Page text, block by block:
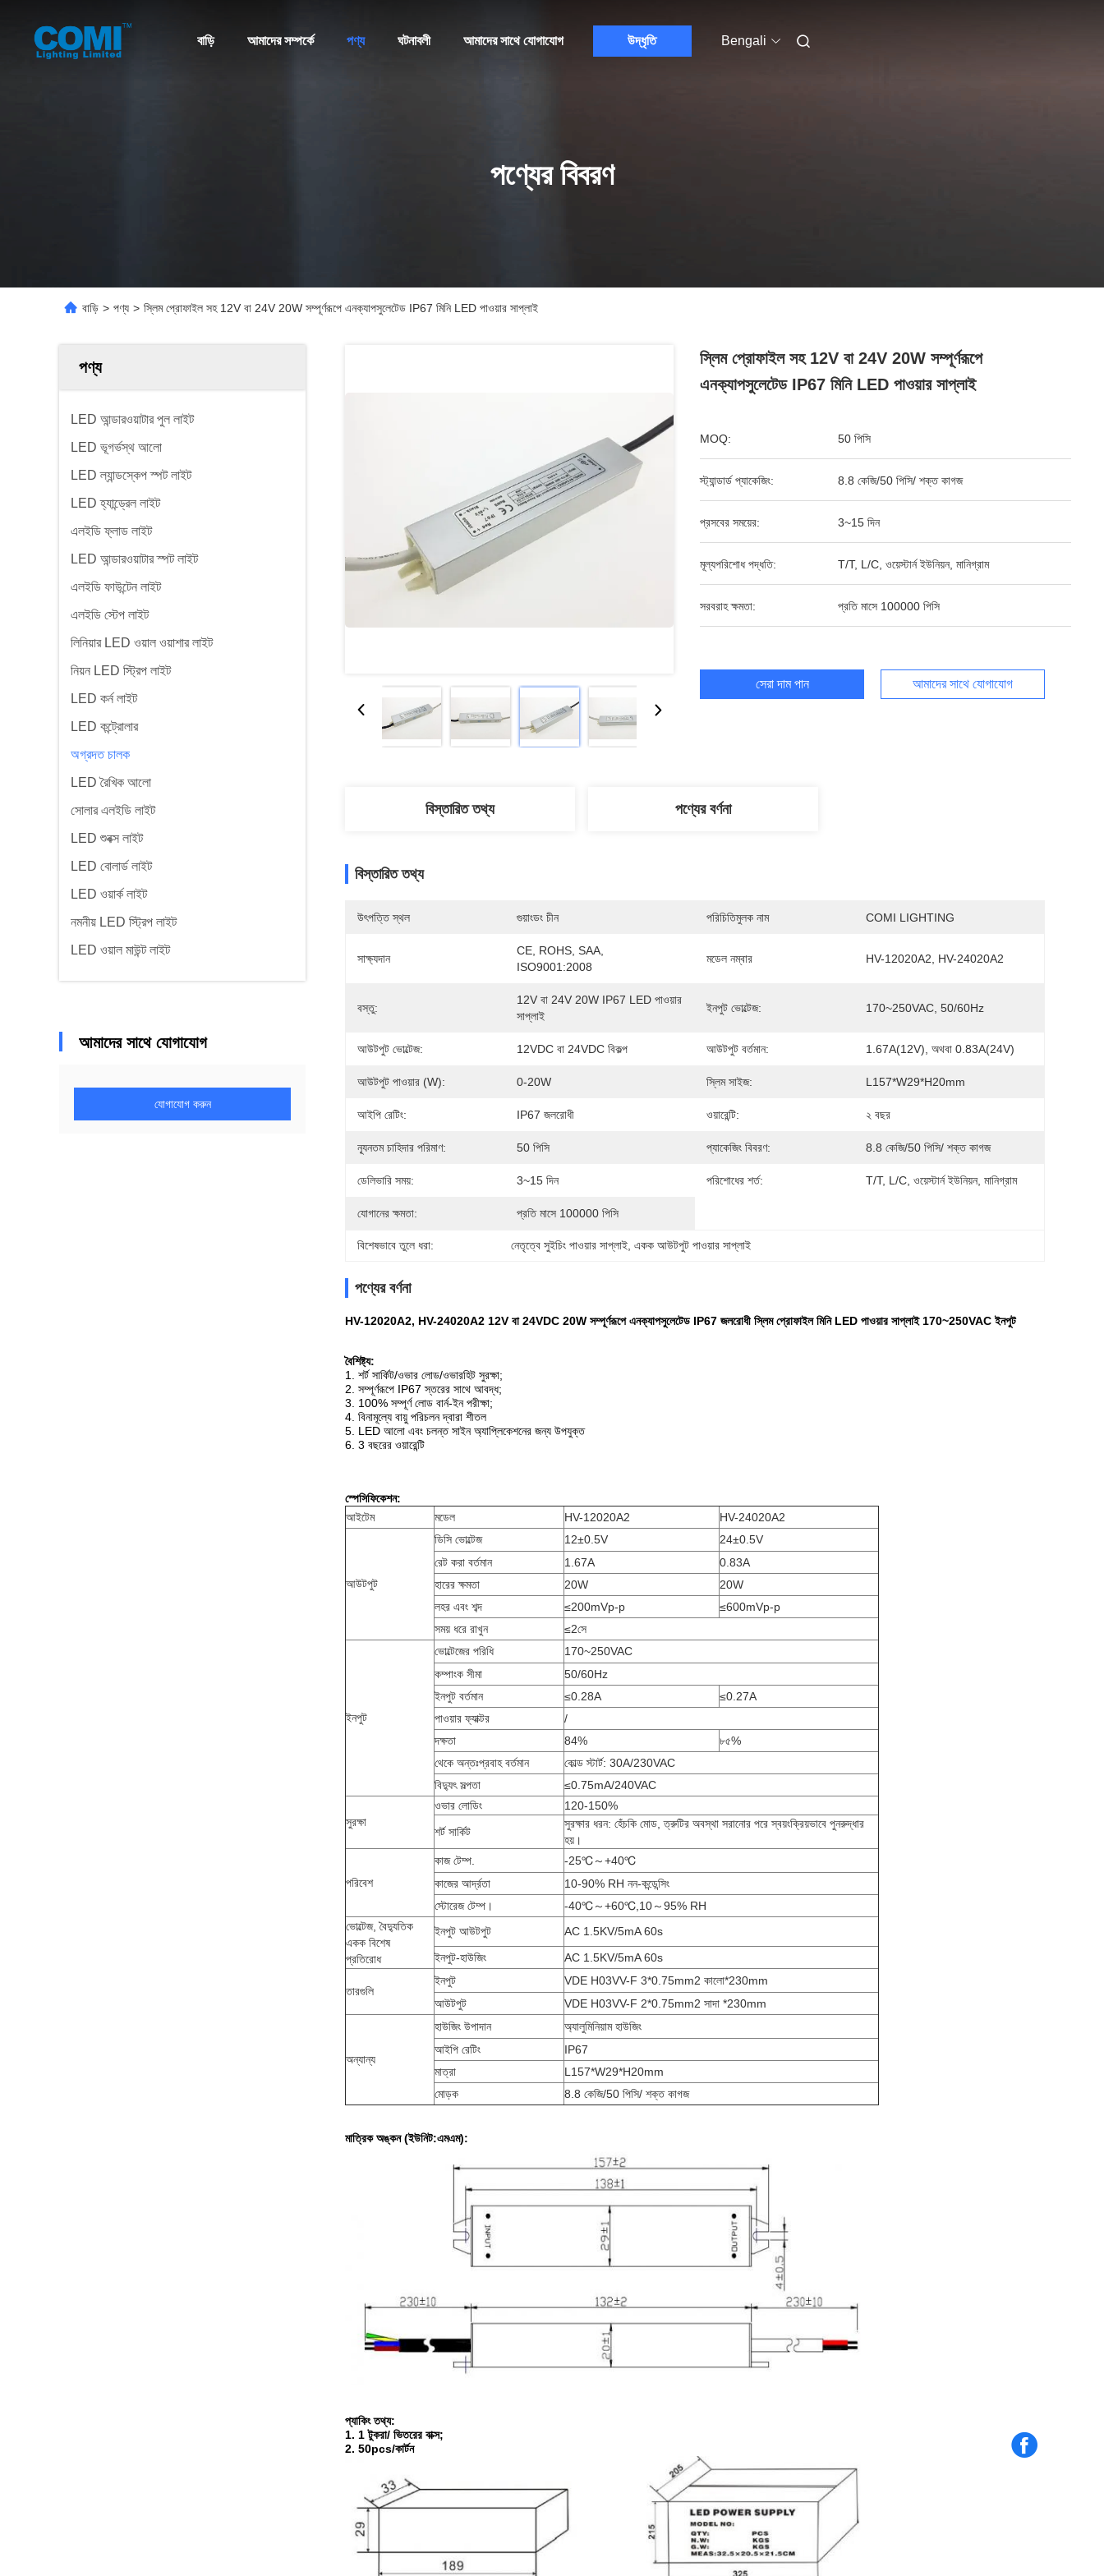
বাড়ি আমাদের সম্পর্কে পণ্য ঘটনাবলী আমাদের সাথে যোগাযোগ উদ্ধৃতি Bengali
পণ্যের বিবরণ
বাড়ি > পণ্য > স্লিম প্রোফাইল সহ 12V বা 24V 20W সম্পূর্ণরূপে এনক্যাপসুলেটেড IP67 মিনি LED পাওয়ার সাপ্লাই
পণ্য
LED আন্ডারওয়াটার পুল লাইট
LED ভূগর্ভস্থ আলো
LED ল্যান্ডস্কেপ স্পট লাইট
LED হ্যান্ড্রেল লাইট
এলইডি ফ্লাড লাইট
LED আন্ডারওয়াটার স্পট লাইট
এলইডি ফাউন্টেন লাইট
এলইডি স্টেপ লাইট
লিনিয়ার LED ওয়াল ওয়াশার লাইট
নিয়ন LED স্ট্রিপ লাইট
LED কর্ন লাইট
LED কন্ট্রোলার
অগ্রদত চালক
LED রৈখিক আলো
সোলার এলইডি লাইট
LED শুবক্স লাইট
LED বোলার্ড লাইট
LED ওয়ার্ক লাইট
নমনীয় LED স্ট্রিপ লাইট
LED ওয়াল মাউন্ট লাইট
আমাদের সাথে যোগাযোগ
যোগাযোগ করুন
স্লিম প্রোফাইল সহ 12V বা 24V 20W সম্পূর্ণরূপে
এনক্যাপসুলেটেড IP67 মিনি LED পাওয়ার সাপ্লাই
MOQ: 50 পিসি
স্ট্যান্ডার্ড প্যাকেজিং: 8.8 কেজি/50 পিসি/ শক্ত কাগজ
প্রসবের সময়ের: 3~15 দিন
মূল্যপরিশোধ পদ্ধতি: T/T, L/C, ওয়েস্টার্ন ইউনিয়ন, মানিগ্রাম
সরবরাহ ক্ষমতা: প্রতি মাসে 100000 পিসি
সেরা দাম পান আমাদের সাথে যোগাযোগ
বিস্তারিত তথ্য পণ্যের বর্ণনা
বিস্তারিত তথ্য
উৎপত্তি স্থল গুয়াংডং চীন পরিচিতিমুলক নাম COMI LIGHTING
সাক্ষ্যদান
CE, ROHS, SAA,
ISO9001:2008
মডেল নম্বার HV-12020A2, HV-24020A2
বস্তু:
12V বা 24V 20W IP67 LED পাওয়ার
সাপ্লাই
ইনপুট ভোল্টেজ: 170~250VAC, 50/60Hz
আউটপুট ভোল্টেজ: 12VDC বা 24VDC বিকল্প আউটপুট বর্তমান: 1.67A(12V), অথবা 0.83A(24V)
আউটপুট পাওয়ার (W): 0-20W স্লিম সাইজ: L157*W29*H20mm
আইপি রেটিং: IP67 জলরোধী ওয়ারেন্টি: ২ বছর
ন্যূনতম চাহিদার পরিমাণ: 50 পিসি প্যাকেজিং বিবরণ: 8.8 কেজি/50 পিসি/ শক্ত কাগজ
ডেলিভারি সময়: 3~15 দিন পরিশোধের শর্ত: T/T, L/C, ওয়েস্টার্ন ইউনিয়ন, মানিগ্রাম
যোগানের ক্ষমতা: প্রতি মাসে 100000 পিসি
বিশেষভাবে তুলে ধরা: নেতৃত্বে সুইচিং পাওয়ার সাপ্লাই , একক আউটপুট পাওয়ার সাপ্লাই
পণ্যের বর্ণনা
HV-12020A2, HV-24020A2 12V বা 24VDC 20W সম্পূর্ণরূপে এনক্যাপসুলেটেড IP67 জলরোধী স্লিম প্রোফাইল মিনি LED পাওয়ার সাপ্লাই 170~250VAC ইনপুট
বৈশিষ্ট্য:
1. শর্ট সার্কিট/ওভার লোড/ওভারহিট সুরক্ষা;
2. সম্পূর্ণরূপে IP67 স্তরের সাথে আবদ্ধ;
3. 100% সম্পূর্ণ লোড বার্ন-ইন পরীক্ষা;
4. বিনামূল্যে বায়ু পরিচলন দ্বারা শীতল
5. LED আলো এবং চলন্ত সাইন অ্যাপ্লিকেশনের জন্য উপযুক্ত
6. 3 বছরের ওয়ারেন্টি
স্পেসিফিকেশন:
আইটেম
মডেল HV-12020A2 HV-24020A2
আউটপুট
ডিসি ভোল্টেজ 12±0.5V
24±0.5V
রেট করা বর্তমান
1.67A
0.83A
হারের ক্ষমতা
20W
20W
লহর এবং শব্দ
≤200mVp-p
≤600mVp-p
সময় ধরে রাখুন
≤2সে
ইনপুট
ভোল্টেজের পরিধি
170~250VAC
কম্পাংক সীমা
50/60Hz
ইনপুট বর্তমান
≤0.28A
≤0.27A
পাওয়ার ফ্যাক্টর
/
দক্ষতা
84%
৮৫%
থেকে অন্তঃপ্রবাহ বর্তমান
কোল্ড স্টার্ট: 30A/230VAC
বিদ্যুৎ সল্পতা
≤0.75mA/240VAC
সুরক্ষা
ওভার লোডিং
120-150%
শর্ট সার্কিট
সুরক্ষার ধরন: হেঁচকি মোড, ত্রুটির অবস্থা সরানোর পরে স্বয়ংক্রিয়ভাবে পুনরুদ্ধার
হয়।
পরিবেশ
কাজ টেম্প.
-25℃～+40℃
কাজের আর্দ্রতা
10-90% RH নন-কন্ডেন্সিং
স্টোরেজ টেম্প।
-40℃～+60℃,10～95% RH
ভোল্টেজ, বৈদ্যুতিক
একক বিশেষ
প্রতিরোধ
ইনপুট আউটপুট
AC 1.5KV/5mA 60s
ইনপুট-হাউজিং
AC 1.5KV/5mA 60s
তারগুলি
ইনপুট
VDE H03VV-F 3*0.75mm2 কালো*230mm
আউটপুট
VDE H03VV-F 2*0.75mm2 সাদা *230mm
অন্যান্য
হাউজিং উপাদান
অ্যালুমিনিয়াম হাউজিং
আইপি রেটিং
IP67
মাত্রা
L157*W29*H20mm
মোড়ক
8.8 কেজি/50 পিসি/ শক্ত কাগজ
মাত্রিক অঙ্কন (ইউনিট:এমএম):
প্যাকিং তথ্য:
1. 1 টুকরা/ ভিতরের বাক্স;
2. 50pcs/কার্টন